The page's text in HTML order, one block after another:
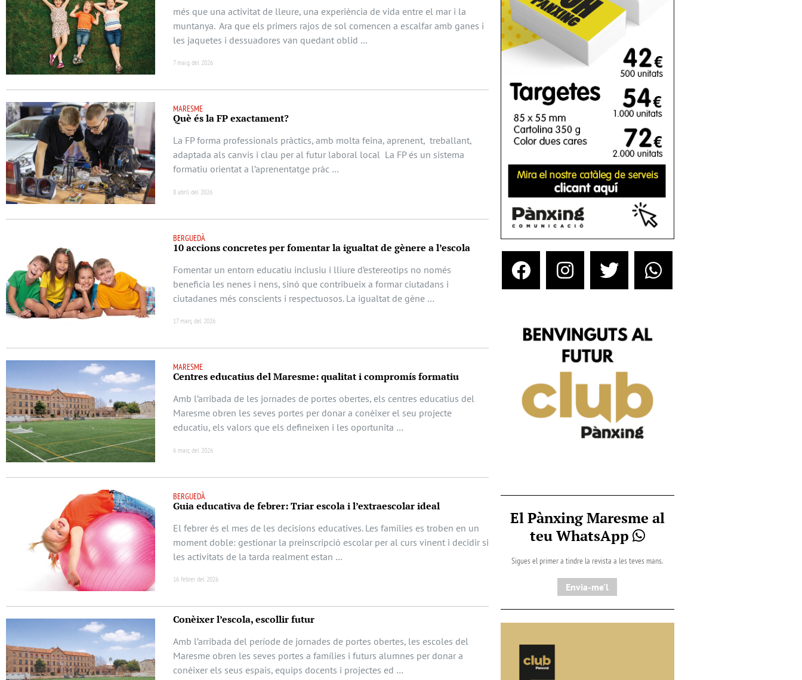
més que una activitat de lleure, una experiència de vida entre el mar i la
muntanya. Ara que els primers rajos de sol comencen a escalfar amb ganes i
les jaquetes i dessuadores van quedant oblid …
7 maig del 2026
MARESME
Què és la FP exactament?
La FP forma professionals pràctics, amb molta feina, aprenent, treballant,
adaptada als canvis i clau per al futur laboral local La FP és un sistema
formatiu orientat a l’aprenentatge pràc …
8 abril del 2026
BERGUEDÀ
10 accions concretes per fomentar la igualtat de gènere a l’escola
Fomentar un entorn educatiu inclusiu i lliure d’estereotips no només
beneficia les nenes i nens, sinó que contribueix a formar ciutadans i
ciutadanes més conscients i respectuosos. La igualtat de gène …
17 març del 2026
MARESME
Centres educatius del Maresme: qualitat i compromís formatiu
Amb l’arribada de les jornades de portes obertes, els centres educatius del
Maresme obren les seves portes per donar a conèixer el seu projecte
educatiu, els valors que els defineixen i les oportunita …
6 març del 2026
BERGUEDÀ
Guia educativa de febrer: Triar escola i l’extraescolar ideal
El febrer és el mes de les decisions educatives. Les famílies es troben en un
moment doble: gestionar la preinscripció escolar per al curs vinent i decidir si
les activitats de la tarda realment estan …
16 febrer del 2026
Conèixer l’escola, escollir futur
Amb l’arribada del període de jornades de portes obertes, les escoles del
Maresme obren les seves portes a famílies i futurs alumnes per donar a
conèixer els seus espais, equips docents i projectes ed …
El Pànxing Maresme al
teu WhatsApp
Sigues el primer a tindre la revista a les teves mans.
Envia-me'l